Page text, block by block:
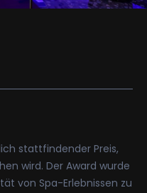
stattfindender Preis,
wird. Der Award wurde
von Spa-Erlebnissen zu